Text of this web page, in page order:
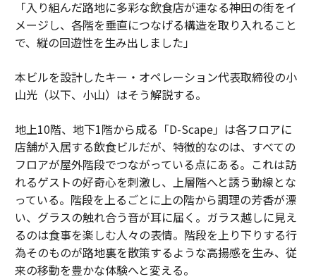
「入り組んだ路地に多彩な飲食店が連なる神田の街をイ
メージし、各階を垂直につなげる構造を取り入れること
で、縦の回遊性を生み出しました」
本ビルを設計したキー・オペレーション代表取締役の小
山光（以下、小山）はそう解説する。
地上10階、地下1階から成る「D-Scape」は各フロアに
店舗が入居する飲食ビルだが、特徴的なのは、すべての
フロアが屋外階段でつながっている点にある。これは訪
れるゲストの好奇心を刺激し、上層階へと誘う動線とな
っている。階段を上るごとに上の階から調理の芳香が漂
い、グラスの触れ合う音が耳に届く。ガラス越しに見え
るのは食事を楽しむ人々の表情。階段を上り下りする行
為そのものが路地裏を散策するような高揚感を生み、従
来の移動を豊かな体験へと変える。